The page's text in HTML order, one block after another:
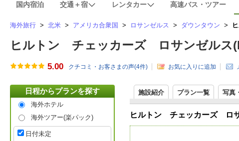
国内宿泊 交通＋宿 レンタカー 高速バス・ツアー
海外旅行 > 北米 > アメリカ合衆国 > ロサンゼルス > ダウンタウン >
ヒルトン チェッカーズ ロサンゼル
5.00 クチコミ・お客さまの声(4件) お気に入りに追加
日程からプランを探す
海外ホテル
海外ツアー(楽パック)
日付未定
施設紹介 プラン一覧 写真
ヒルトン チェッカーズ ロ